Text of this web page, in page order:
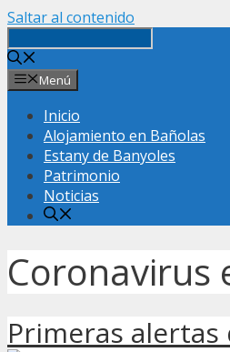
Saltar al contenido
Menú
Inicio
Alojamiento en Bañolas
Estany de Banyoles
Patrimonio
Noticias
Coronavirus
Primeras